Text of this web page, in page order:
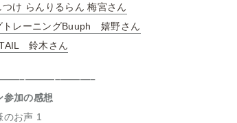
つけ らんりるらん 梅宮さん
トレーニングBuuph 嬉野さん
鈴木さん
加の感想
のお声 1